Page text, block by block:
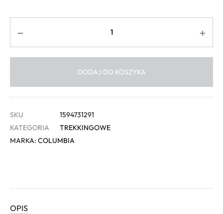
DODAJ DO KOSZYKA
SKU
1594731291
KATEGORIA
TREKKINGOWE
MARKA: COLUMBIA
OPIS